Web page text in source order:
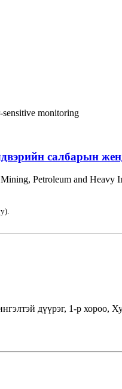
sensitive monitoring
салбарын
Petroleum and
дүүрэг, 1-р